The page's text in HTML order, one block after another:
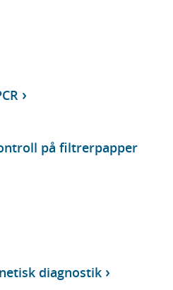
på filtrerpapper
diagnostik